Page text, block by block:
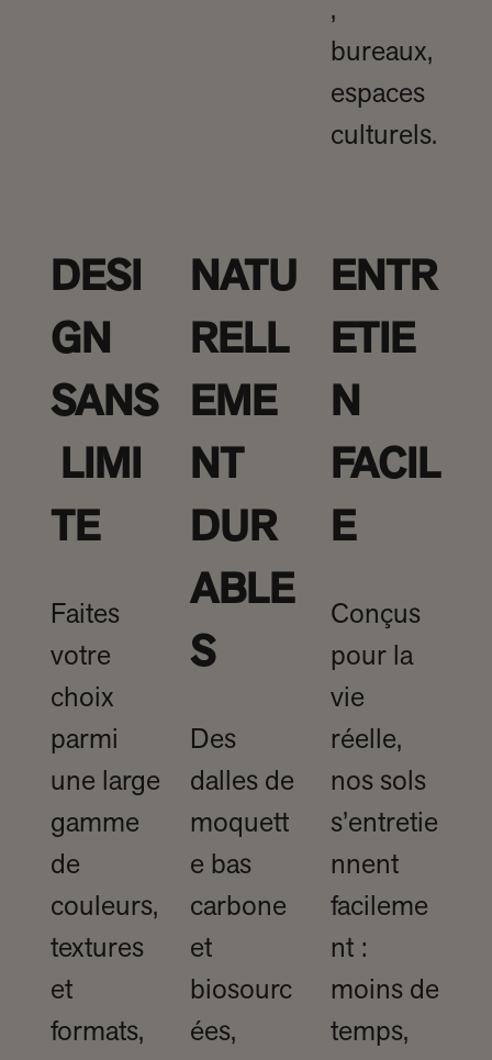
,
bureaux,
espaces
culturels.
DESI
GN
SANS
LIMI
TE
Faites
votre
choix
parmi
une large
gamme
de
couleurs,
textures
et
formats,
NATU
RELL
EME
NT
DUR
ABLE
S
Des
dalles de
moquett
e bas
carbone
et
biosourc
ées,
ENTR
ETIE
N
FACIL
E
Conçus
pour la
vie
réelle,
nos sols
s’entretie
nnent
facileme
nt :
moins de
temps,